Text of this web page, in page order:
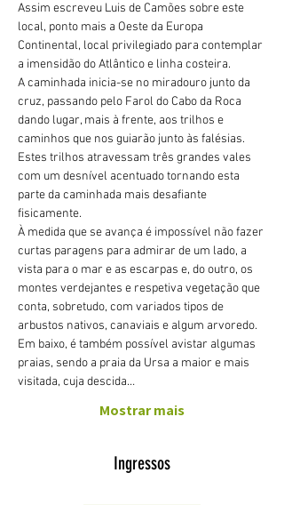
Assim escreveu Luis de Camões sobre este
local, ponto mais a Oeste da Europa
Continental, local privilegiado para contemplar
a imensidão do Atlântico e linha costeira.
A caminhada inicia-se no miradouro junto da
cruz, passando pelo Farol do Cabo da Roca
dando lugar, mais à frente, aos trilhos e
caminhos que nos guiarão junto às falésias.
Estes trilhos atravessam três grandes vales
com um desnível acentuado tornando esta
parte da caminhada mais desafiante
fisicamente.
À medida que se avança é impossível não fazer
curtas paragens para admirar de um lado, a
vista para o mar e as escarpas e, do outro, os
montes verdejantes e respetiva vegetação que
conta, sobretudo, com variados tipos de
arbustos nativos, canaviais e algum arvoredo.
Em baixo, é também possível avistar algumas
praias, sendo a praia da Ursa a maior e mais
visitada, cuja descida…
Mostrar mais
Ingressos